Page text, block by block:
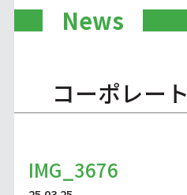
News
コーポレート
IMG_3676